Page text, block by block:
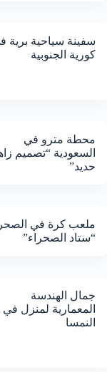
سفينة سياحية برية
كورية الجنوبية
محطة مترو في
السعودية “تصميم
حديد”
ملعب كرة في
“ستاد الصحراء”
جمال الهندسة
المعمارية لمنزل في
النمسا